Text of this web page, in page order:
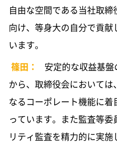
自由な空間である当社取
向け、等身大の自分で貢
います。
篠田：
安定的な収益基
から、取締役会においては
なるコーポレート機能に
っています。また監査等
リティ監査を精力的に実施